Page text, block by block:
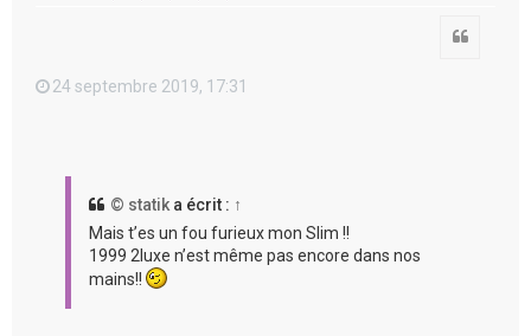
24 septembre 2019, 17:31
© statik a écrit : ↑
Mais t’es un fou furieux mon Slim !!
1999 2luxe n’est même pas encore dans nos
mains!!